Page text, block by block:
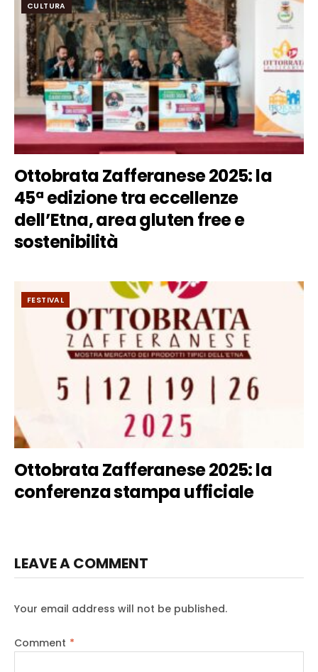
CULTURA
Ottobrata Zafferanese 2025: la
45ª edizione tra eccellenze
dell’Etna, area gluten free e
sostenibilità
FESTIVAL
Ottobrata Zafferanese 2025: la
conferenza stampa ufficiale
LEAVE A COMMENT
Your email address will not be published.
Comment *